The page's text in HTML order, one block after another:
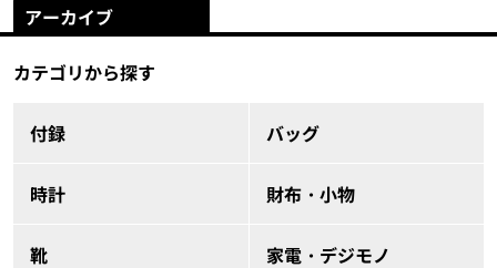
アーカイブ
カテゴリから探す
付録 バッグ
時計 財布・小物
靴 家電・デジモノ